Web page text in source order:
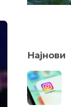
Најнови